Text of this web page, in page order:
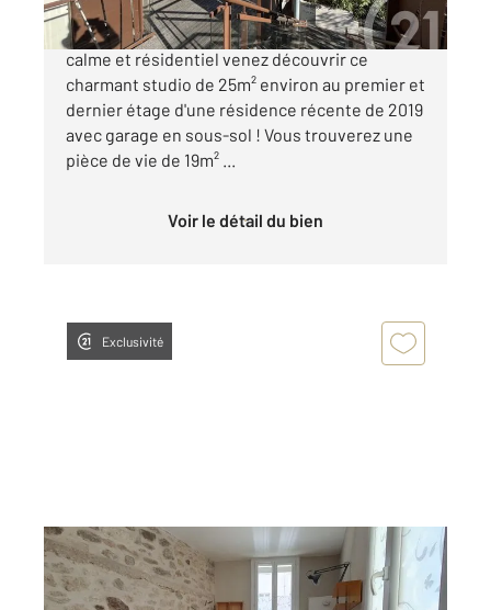
Montpellier - La Chamberte Dans un quartier
calme et résidentiel venez découvrir ce
charmant studio de 25m² environ au premier et
dernier étage d'une résidence récente de 2019
avec garage en sous-sol ! Vous trouverez une
pièce de vie de 19m² ...
Voir le détail du bien
Exclusivité
MONTPELLIER 34
14,01 m2, 1 pièce
Ref : 54956